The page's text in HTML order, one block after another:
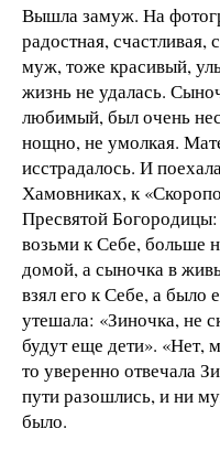
Вышла замуж. На
радостная,
муж, тоже красивый,
жизнь не удалась.
любимый, был очень
нощно, не умолкая.
исстрадалось. И
Хамовниках, к
Пресвятой
возьми к Себе, больше
домой, а сыночка в
взял его к Себе, а
утешала: «Зиночка, не
будут еще дети». «Нет,
то уверенно отвечала
пути разошлись, и ни
было.